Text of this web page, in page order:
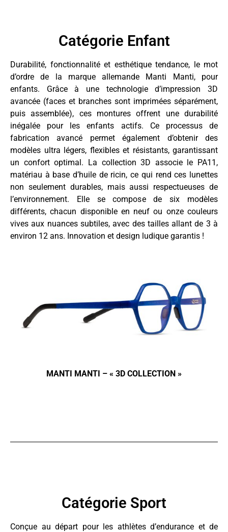
Catégorie Enfant
Durabilité, fonctionnalité et esthétique tendance, le mot
d’ordre de la marque allemande Manti Manti, pour
enfants. Grâce à une technologie d’impression 3D
avancée (faces et branches sont imprimées séparément,
puis assemblée), ces montures offrent une durabilité
inégalée pour les enfants actifs. Ce processus de
fabrication avancé permet également d’obtenir des
modèles ultra légers, flexibles et résistants, garantissant
un confort optimal. La collection 3D associe le PA11,
matériau à base d’huile de ricin, ce qui rend ces lunettes
non seulement durables, mais aussi respectueuses de
l’environnement. Elle se compose de six modèles
différents, chacun disponible en neuf ou onze couleurs
vives aux nuances subtiles, avec des tailles allant de 3 à
environ 12 ans. Innovation et design ludique garantis !
MANTI MANTI – « 3D COLLECTION »
Catégorie Sport
Conçue au départ pour les athlètes d’endurance et de